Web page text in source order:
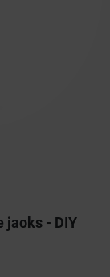
jaoks - DIY